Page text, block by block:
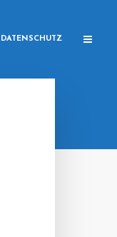
DATENSCHUTZ